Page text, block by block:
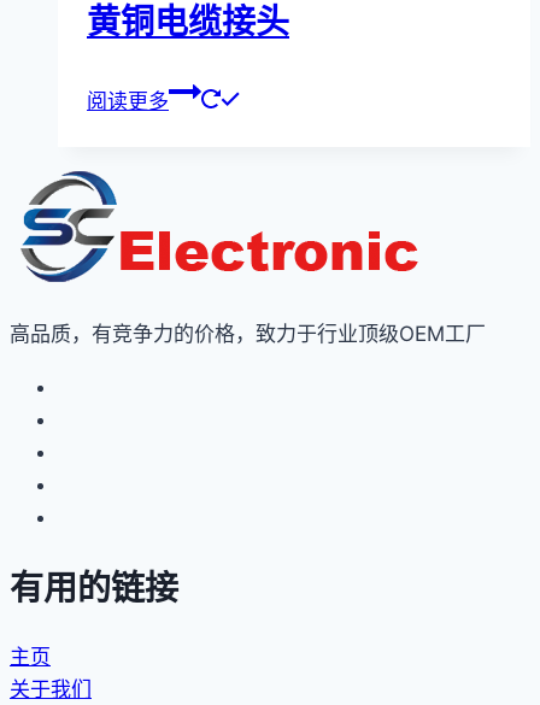
黄铜电缆接头
阅读更多
高品质，有竞争力的价格，致力于行业顶级OEM工厂
有用的链接
主页
关于我们